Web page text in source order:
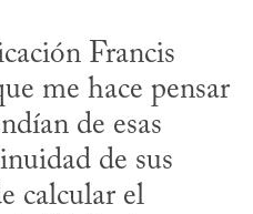
me hace pensar
de esas
de sus
calcular el